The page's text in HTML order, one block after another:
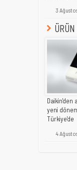
3
ÜRÜN
Daikin'den
yeni
Türkiye'de
4